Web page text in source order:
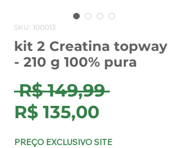
SKU: 100013
kit 2 Creatina topway
- 210 g 100% pura
R$ 149,99 Preço
R$ 135,00Preço
PREÇO EXCLUSIVO SITE